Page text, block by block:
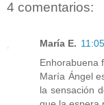
4 comentarios:
María E.
Enhorabuena
María Ángel
la sensación